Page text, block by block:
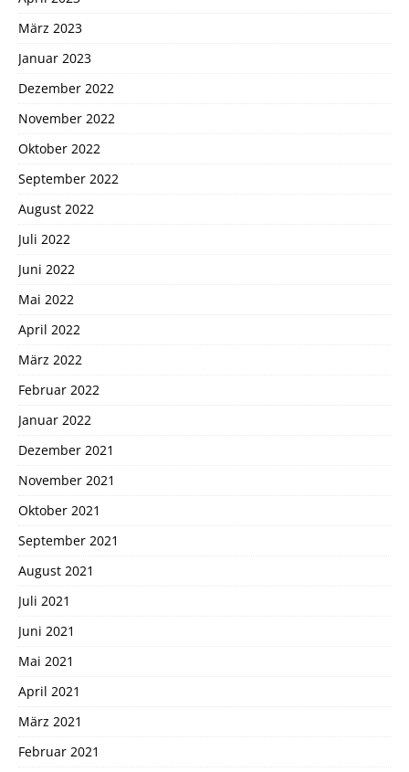
März 2023
Januar 2023
Dezember 2022
November 2022
Oktober 2022
September 2022
August 2022
Juli 2022
Juni 2022
Mai 2022
April 2022
März 2022
Februar 2022
Januar 2022
Dezember 2021
November 2021
Oktober 2021
September 2021
August 2021
Juli 2021
Juni 2021
Mai 2021
April 2021
März 2021
Februar 2021